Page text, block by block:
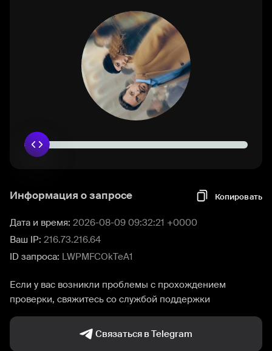
Информация о запросе Копировать
Дата и время: 2026-08-09 09:32:21 +0000
Ваш IP: 216.73.216.64
ID запроса: LWPMFCOkTeA1
Если у вас возникли проблемы с прохождением
проверки, свяжитесь со службой поддержки
Связаться в Telegram